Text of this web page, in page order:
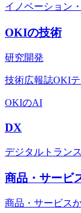
イノベーション
OKIの技術
研究開発
技術広報誌OKI
OKIのAI
DX
デジタルトラン
商品・サービ
商品・サービス